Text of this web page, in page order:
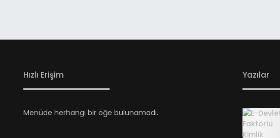
Hızlı Erişim
Menüde herhangi bir öğe bulunamadı.
Yazılar